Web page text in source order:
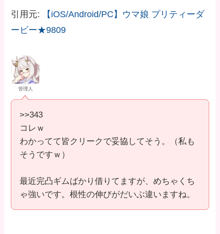
引用元:
【iOS/Android/PC】ウマ娘 プリティーダ
ービー★9809
管理人
>>343
コレｗ
わかってて皆クリークで妥協してそう。（私も
そうですｗ）
最近完凸ギムばかり借りてますが、めちゃくち
ゃ強いです。根性の伸びがだいぶ違いますね。